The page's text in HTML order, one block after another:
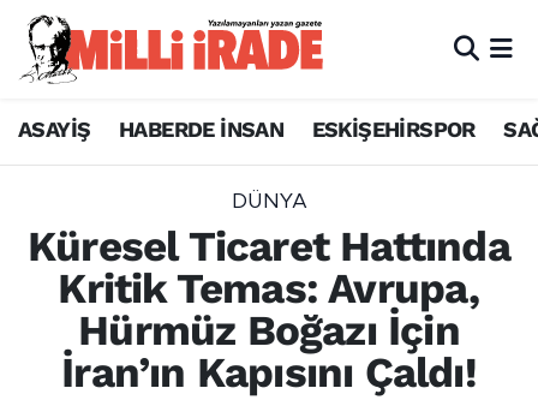
ASAYİŞ HABERDE İNSAN ESKİŞEHİRSPOR
DÜNYA
Küresel Ticaret Hattında
Kritik Temas: Avrupa,
Hürmüz Boğazı İçin
İran’ın Kapısını Çaldı!